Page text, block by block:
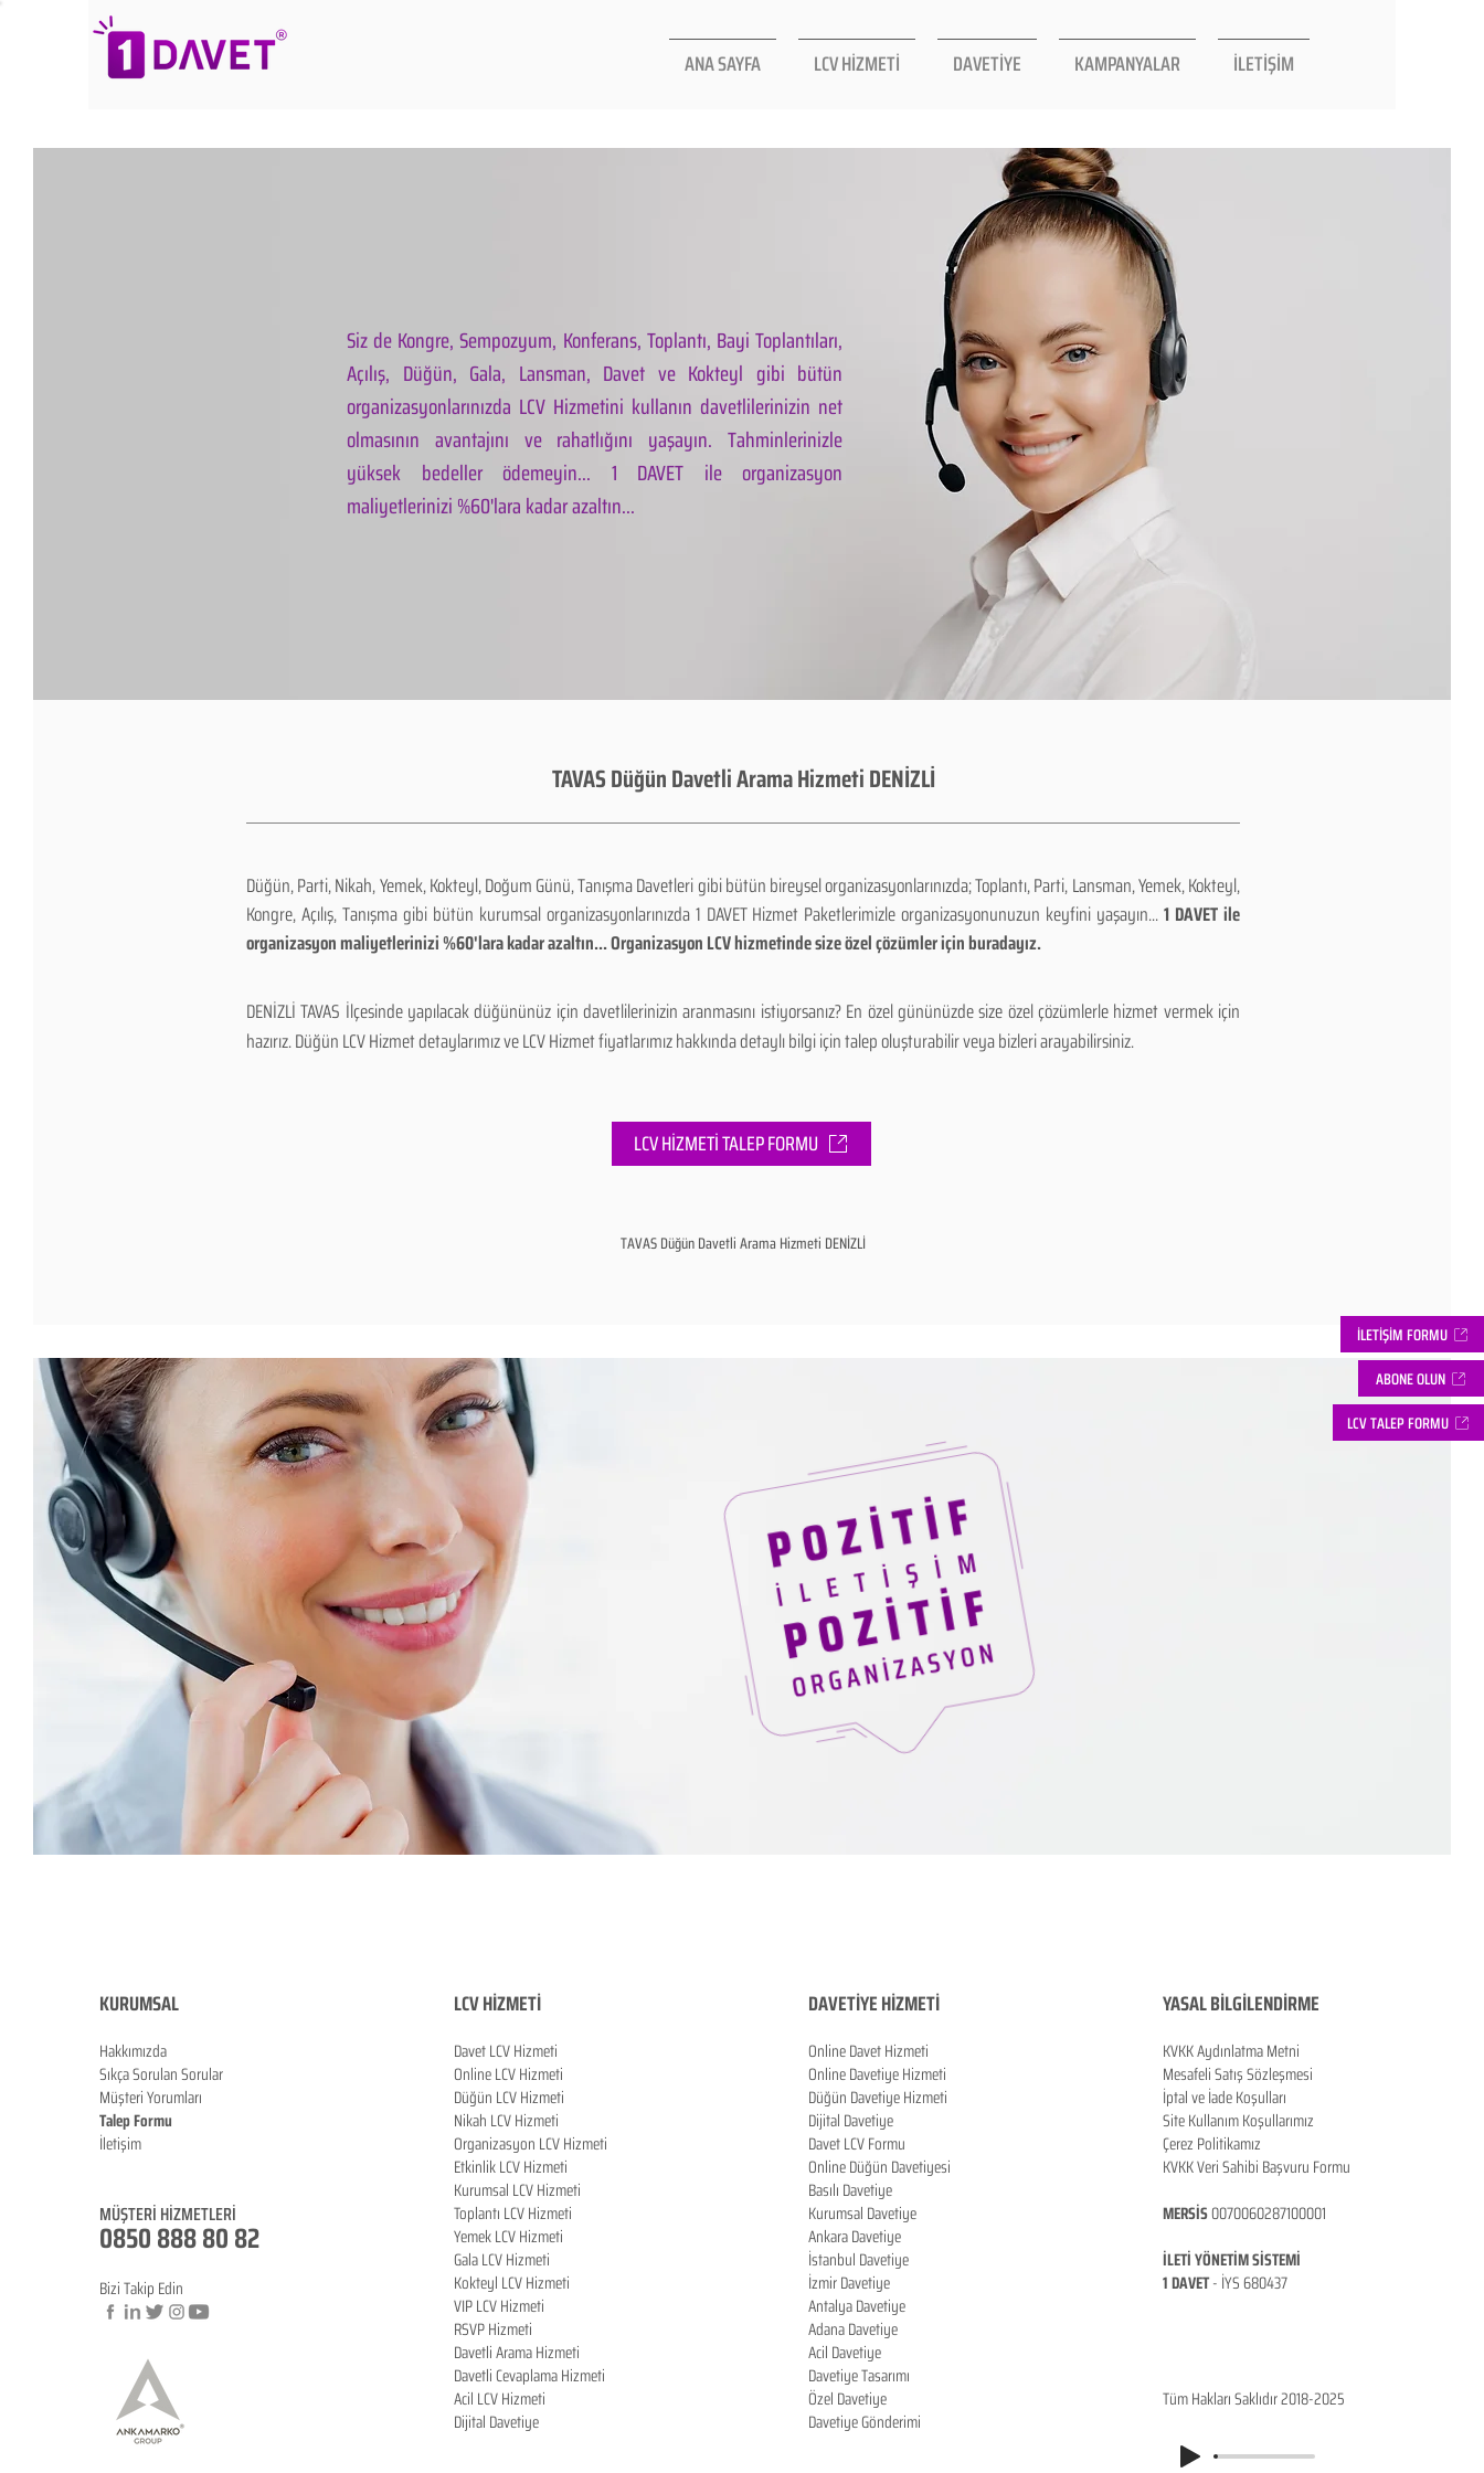
ANA SAYFA LCV HİZMETİ DAVETİYE KAMPANYALAR İLETİŞİM
ABONE OLUN
LCV TALEP FORMU
İLETİŞİM FORMU
Siz de Kongre, Sempozyum, Konferans, Toplantı, Bayi Toplantıları,
Açılış, Düğün, Gala, Lansman, Davet ve Kokteyl gibi bütün
organizasyonlarınızda LCV Hizmetini kullanın davetlilerinizin net
olmasının avantajını ve rahatlığını yaşayın. Tahminlerinizle
yüksek bedeller ödemeyin... 1 DAVET ile organizasyon
maliyetlerinizi %60'lara kadar azaltın...
TAVAS Düğün Davetli Arama Hizmeti DENİZLİ
Düğün, Parti, Nikah, Yemek, Kokteyl, Doğum Günü, Tanışma Davetleri gibi bütün bireysel organizasyonlarınızda; Toplantı, Parti, Lansman, Yemek, Kokteyl,
Kongre, Açılış, Tanışma gibi bütün kurumsal organizasyonlarınızda 1 DAVET Hizmet Paketlerimizle organizasyonunuzun keyfini yaşayın...1 DAVET ile
organizasyon maliyetlerinizi %60'lara kadar azaltın... Organizasyon LCV hizmetinde size özel çözümler için buradayız.
DENİZLİ TAVAS İlçesinde yapılacak düğününüz için davetlilerinizin aranmasını istiyorsanız? En özel gününüzde size özel çözümlerle hizmet vermek için
hazırız. Düğün LCV Hizmet detaylarımız ve LCV Hizmet fiyatlarımız hakkında detaylı bilgi için talep oluşturabilir veya bizleri arayabilirsiniz.
LCV HİZMETİ TALEP FORMU
TAVAS Düğün Davetli Arama Hizmeti DENİZLİ
KURUMSAL
Hakkımızda
Sıkça Sorulan Sorular
Müşteri Yorumları
Talep Formu
İletişim
MÜŞTERİ HİZMETLERİ
0850 888 80 82
Bizi Takip Edin
© Copyright
LCV HİZMETİ
Davet LCV Hizmeti
Online LCV Hizmeti
Düğün LCV Hizmeti
Nikah LCV Hizmeti
Organizasyon LCV Hizmeti
Etkinlik LCV Hizmeti
Kurumsal LCV Hizmeti
Toplantı LCV Hizmeti
Yemek LCV Hizmeti
Gala LCV Hizmeti
Kokteyl LCV Hizmeti
VIP LCV Hizmeti
RSVP Hizmeti
Davetli Arama Hizmeti
Davetli Cevaplama Hizmeti
Acil LCV Hizmeti
Dijital Davetiye
DAVETİYE HİZMETİ
Online Davet Hizmeti
Online Davetiye Hizmeti
Düğün Davetiye Hizmeti
Dijital Davetiye
Davet LCV Formu
Online Düğün Davetiyesi
Basılı Davetiye
Kurumsal Davetiye
Ankara Davetiye
İstanbul Davetiye
İzmir Davetiye
Antalya Davetiye
Adana Davetiye
Acil Davetiye
Davetiye Tasarımı
Özel Davetiye
Davetiye Gönderimi
YASAL BİLGİLENDİRME
KVKK Aydınlatma Metni
Mesafeli Satış Sözleşmesi
İptal ve İade Koşulları
Site Kullanım Koşullarımız
Çerez Politikamız
KVKK Veri Sahibi Başvuru Formu
MERSİS0070060287100001
İLETİ YÖNETİM SİSTEMİ
1 DAVET- İYS 680437
Tüm Hakları Saklıdır 2018-2025